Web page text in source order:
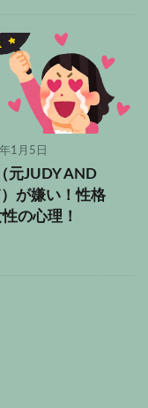
1月5日
元JUDY AND
が嫌い！性格
の心理！